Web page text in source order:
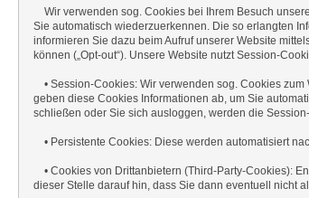
Wir verwenden sog. Cookies bei Ihrem Besuch
Sie automatisch wiederzuerkennen. Die so erlangten
informieren Sie dazu beim Aufruf unserer Website
können („Opt-out“). Unsere Website nutzt Session-
• Session-Cookies: Wir verwenden sog. Cookies
geben diese Cookies Informationen ab, um Sie
schließen oder Sie sich ausloggen, werden die
• Persistente Cookies: Diese werden automatisiert
• Cookies von Drittanbietern (Third-Party-Cookies):
dieser Stelle darauf hin, dass Sie dann eventuell nicht